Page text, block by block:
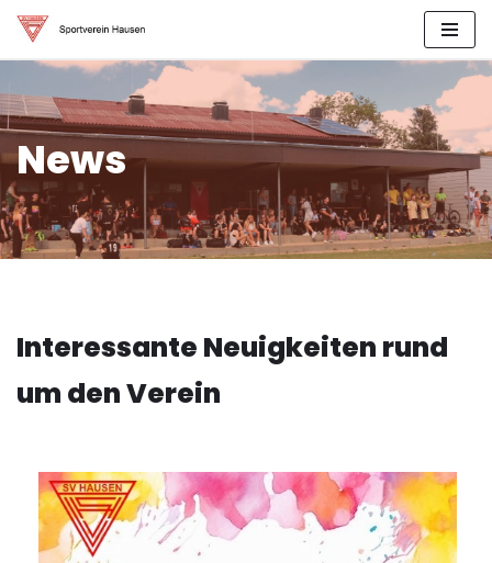
Zum
springen
News
Interessante Neuigkeiten rund
um den Verein